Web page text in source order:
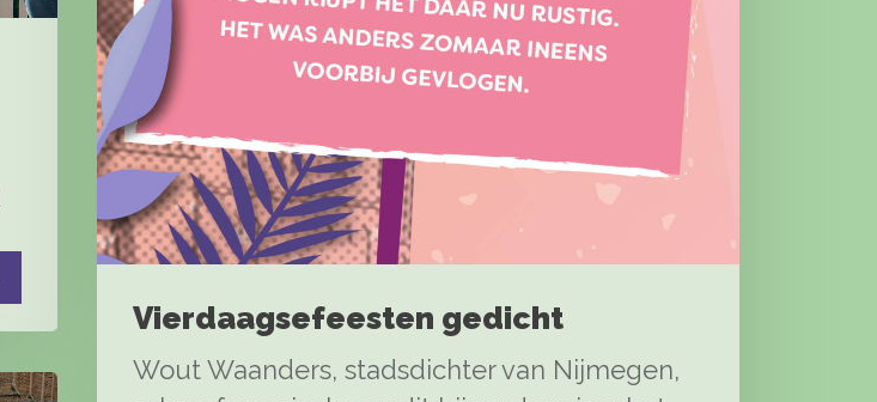
Vierdaagsefeesten gedicht
Wout Waanders, stadsdichter van Nijmegen,